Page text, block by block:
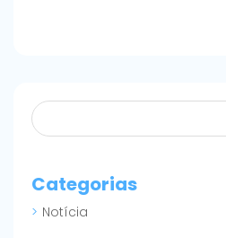
Categorias
Notícia